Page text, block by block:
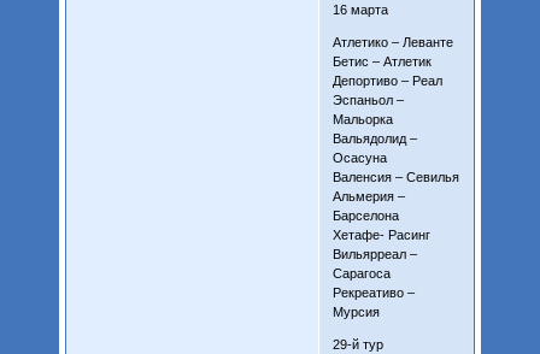
16 марта
Атлетико – Леванте
Бетис – Атлетик
Депортиво – Реал
Эспаньол –
Мальорка
Вальядолид –
Осасуна
Валенсия – Севилья
Альмерия –
Барселона
Хетафе- Расинг
Вильярреал –
Сарагоса
Рекреативо –
Мурсия
29-й тур